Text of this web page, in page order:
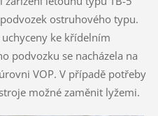
ostruhového typu.
ke křídelním
podvozku se nacházela na
VOP. V případě potřeby
možné zaměnit lyžemi.